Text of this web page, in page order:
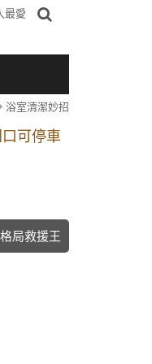
最愛
浴室清潔妙招
可停車
10分鐘
局救援王